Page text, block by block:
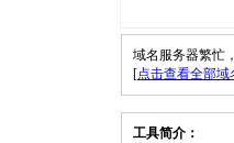
域名服务器繁忙
[点击查看全部域
工具简介：